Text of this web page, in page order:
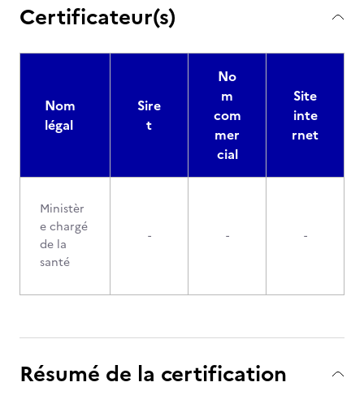
Certificateur(s)
Nom
légal
Sire
t
No
m
com
mer
cial
Site
inte
rnet
Ministèr
e chargé
de la
santé
- - -
Résumé de la certification